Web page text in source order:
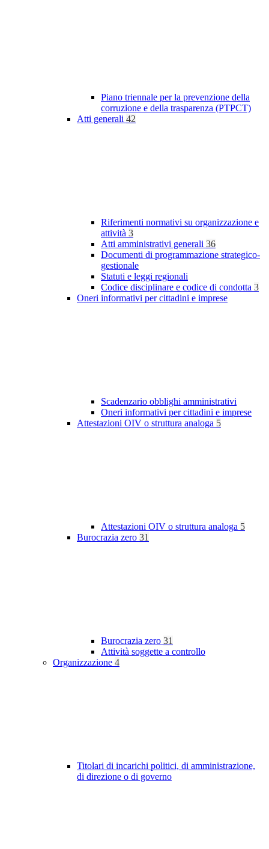
Piano triennale per la prevenzione della
corruzione e della trasparenza (PTPCT)
Atti generali 42
Riferimenti normativi su organizzazione e
attività 3
Atti amministrativi generali 36
Documenti di programmazione strategico-
gestionale
Statuti e leggi regionali
Codice disciplinare e codice di condotta 3
Oneri informativi per cittadini e imprese
Scadenzario obblighi amministrativi
Oneri informativi per cittadini e imprese
Attestazioni OIV o struttura analoga 5
Attestazioni OIV o struttura analoga 5
Burocrazia zero 31
Burocrazia zero 31
Attività soggette a controllo
Organizzazione 4
Titolari di incarichi politici, di amministrazione,
di direzione o di governo